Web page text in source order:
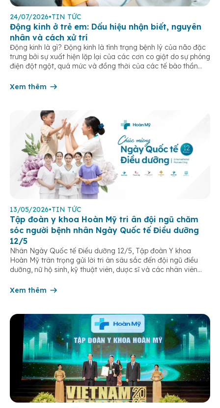
24/07/2026•TIN TỨC
Động kinh ở trẻ em: Dấu hiệu nhận biết, nguyên
nhân và cách xử trí
Động kinh là gì? Động kinh là tình trạng bệnh lý của não đặc
trưng bởi sự xuất hiện lặp lại của các cơn co giật do sự phóng
điện đột ngột, quá mức và đồng thời của các tế bào thần
Xem thêm
13/05/2026•TIN TỨC
Tập đoàn y khoa Hoàn Mỹ tri ân đội ngũ chăm
sóc người bệnh nhân Ngày Quốc tế Điều dưỡng
12/5
Nhân Ngày Quốc tế Điều dưỡng 12/5, Tập đoàn Y khoa
Hoàn Mỹ trân trọng gửi lời tri ân sâu sắc đến đội ngũ điều
dưỡng, nữ hộ sinh, kỹ thuật viên, dược sĩ và các nhân viên
âm thầm đồng hành trên […]
Xem thêm